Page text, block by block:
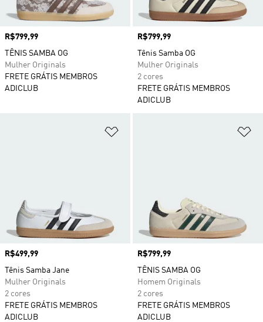
Preço
R$799,99
TÊNIS SAMBA OG
Mulher Originals
FRETE GRÁTIS MEMBROS
ADICLUB
Preço
R$799,99
Tênis Samba OG
Mulher Originals
2 cores
FRETE GRÁTIS MEMBROS
ADICLUB
Preço
R$499,99
Tênis Samba Jane
Mulher Originals
2 cores
FRETE GRÁTIS MEMBROS
ADICLUB
Preço
R$799,99
TÊNIS SAMBA OG
Homem Originals
2 cores
FRETE GRÁTIS MEMBROS
ADICLUB